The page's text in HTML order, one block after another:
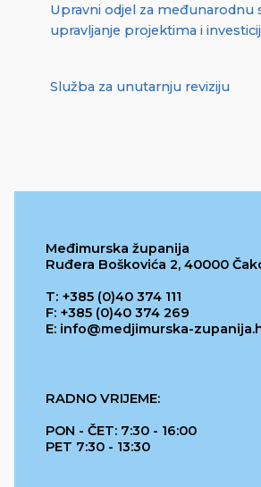
Upravni odjel za međunarodnu
upravljanje projektima i
Služba za unutarnju reviziju
Međimurska županija
Ruđera Boškovića 2, 40000
T: +385 (0)40 374 111
F: +385 (0)40 374 269
E: info@medjimurska-
RADNO VRIJEME:
PON - ČET: 7:30 - 16:00
PET 7:30 - 13:30